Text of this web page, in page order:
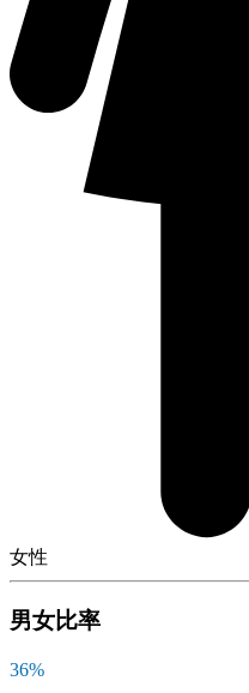
女性
男女比率
36%